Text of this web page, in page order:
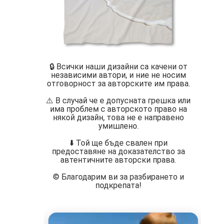
🔒 Всички наши дизайни са качени от
независими автори, и ние не носим
отговорност за авторските им права.
⚠️ В случай че е допусната грешка или
има проблем с авторското право на
някой дизайн, това не е направено
умишлено.
⬇️ Той ще бъде свален при
предоставяне на доказателство за
автентичните авторски права.
©️ Благодарим ви за разбирането и
подкрепата!